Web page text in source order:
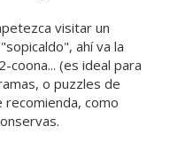
visitar un
ahí va la
coona... (es ideal para
o puzzles de
recomienda, como